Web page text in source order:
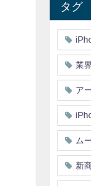
タグ
業
ア
ム
新